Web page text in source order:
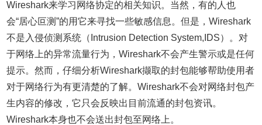
Wireshark来学习网络协定的相关知识。当然，有的人也
会“居心叵测”的用它来寻找一些敏感信息。但是，Wireshark
不是入侵侦测系统（Intrusion Detection System,IDS）。对
于网络上的异常流量行为，Wireshark不会产生警示或是任何
提示。然而，仔细分析Wireshark撷取的封包能够帮助使用者
对于网络行为有更清楚的了解。Wireshark不会对网络封包产
生内容的修改，它只会反映出目前流通的封包资讯。
Wireshark本身也不会送出封包至网络上。